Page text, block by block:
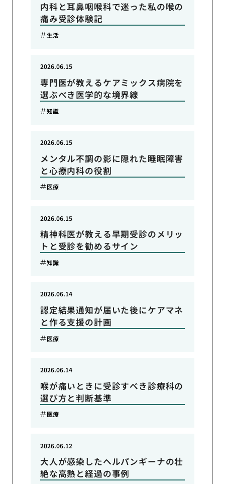
内科と耳鼻咽喉科で迷った私の喉の
痛み受診体験記
生活
専門医が教えるケアミックス病院を
選ぶべき医学的な境界線
2026.06.15
知識
メンタル不調の影に隠れた睡眠障害
と心療内科の役割
2026.06.15
医療
精神科医が教える早期受診のメリッ
トと受診を勧めるサイン
2026.06.15
知識
認定結果通知が届いた後にケアマネ
と作る支援の計画
2026.06.14
医療
喉が痛いときに受診すべき診療科の
選び方と判断基準
2026.06.14
医療
大人が感染したヘルパンギーナの壮
絶な高熱と経過の事例
2026.06.12